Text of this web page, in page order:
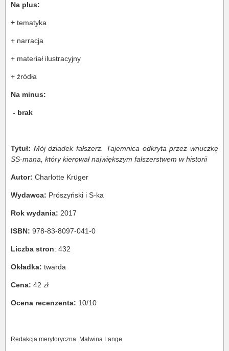
Na plus:
+ tematyka
+ narracja
+ materiał ilustracyjny
+ źródła
Na minus:
- brak
Tytuł: Mój dziadek fałszerz. Tajemnica odkryta przez wnuczkę
SS-mana, który kierował największym fałszerstwem w historii
Autor: Charlotte Krüger
Wydawca: Prószyński i S-ka
Rok wydania: 2017
ISBN: 978-83-8097-041-0
Liczba stron: 432
Okładka: twarda
Cena: 42 zł
Ocena recenzenta: 10/10
Redakcja merytoryczna: Malwina Lange